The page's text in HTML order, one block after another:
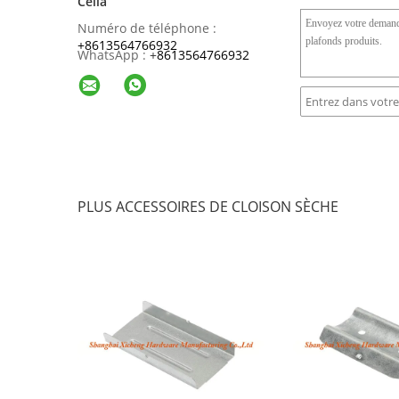
Numéro de téléphone :
+8613564766932
WhatsApp :+8613564766932
PLUS ACCESSOIRES DE CLOISON SÈCHE